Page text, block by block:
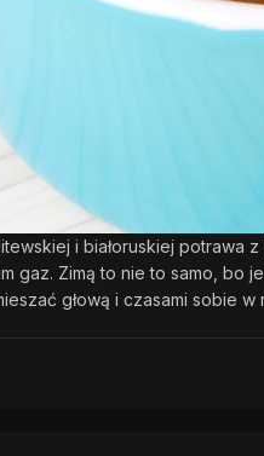
i białoruskiej potrawa
gaz. Zimą to nie to samo, bo
głową i czasami sobie w